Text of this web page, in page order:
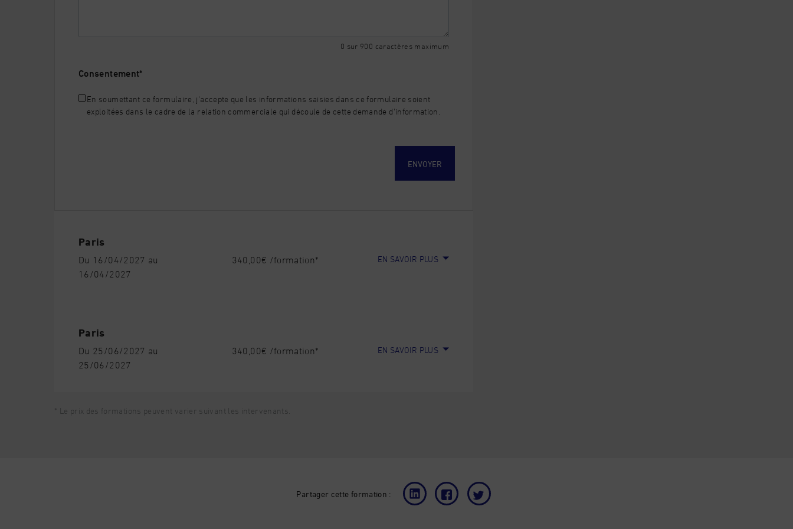
0 sur 900 caractères maximum
Consentement*
En soumettant ce formulaire, j'accepte que les informations saisies dans ce formulaire soient
exploitées dans le cadre de la relation commerciale qui découle de cette demande d'information.
Paris
Du 16/04/2027 au
16/04/2027
340,00€ /formation* EN SAVOIR PLUS
Paris
Du 25/06/2027 au
25/06/2027
340,00€ /formation* EN SAVOIR PLUS
* Le prix des formations peuvent varier suivant les intervenants.
Partager cette formation :